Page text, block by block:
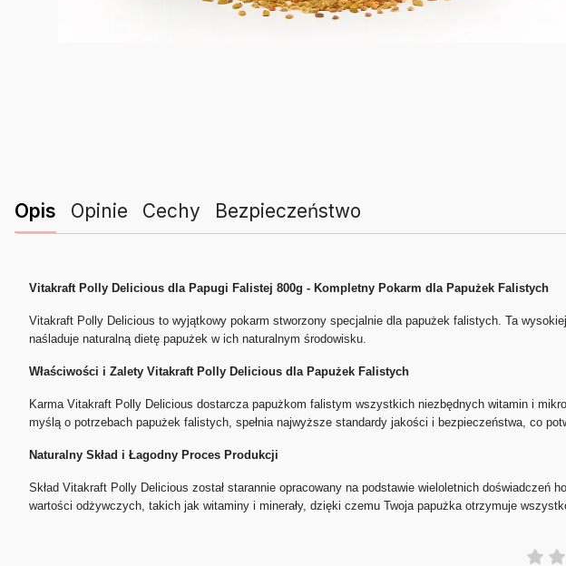
Opis Opinie Cechy Bezpieczeństwo
Vitakraft Polly Delicious dla Papugi Falistej 800g - Kompletny Pokarm dla Papużek Falistych
Vitakraft Polly Delicious to wyjątkowy pokarm stworzony specjalnie dla papużek falistych. Ta
naśladuje naturalną dietę papużek w ich naturalnym środowisku.
Właściwości i Zalety Vitakraft Polly Delicious dla Papużek Falistych
Karma Vitakraft Polly Delicious dostarcza papużkom falistym wszystkich niezbędnych witamin i
myślą o potrzebach papużek falistych, spełnia najwyższe standardy jakości i bezpieczeństwa, co
Naturalny Skład i Łagodny Proces Produkcji
Skład Vitakraft Polly Delicious został starannie opracowany na podstawie wieloletnich
wartości odżywczych, takich jak witaminy i minerały, dzięki czemu Twoja papużka otrzymuje